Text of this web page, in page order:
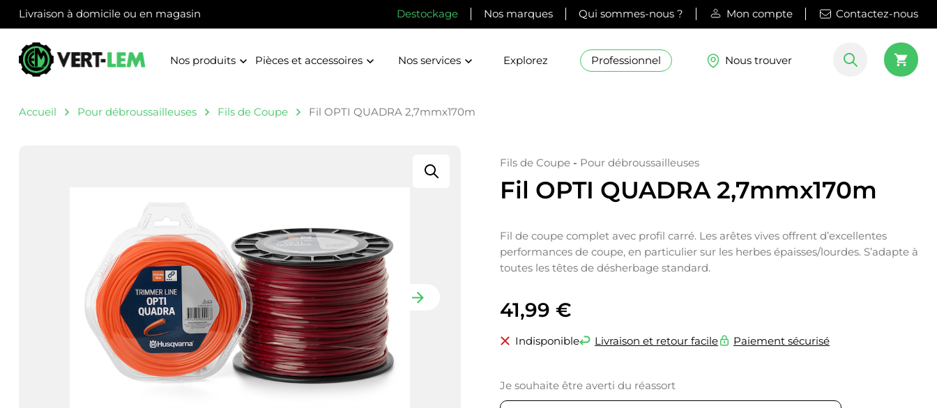
Livraison à domicile ou en magasin Destockage Nos marques Qui sommes-nous ? Mon compte Contactez-nous
Nos produits Pièces et accessoires Nos services Explorez Professionnel Nous trouver
Accueil Pour débroussailleuses Fils de Coupe Fil OPTI QUADRA 2,7mmx170m
Fils de Coupe - Pour débroussailleuses
Fil OPTI QUADRA 2,7mmx170m
Fil de coupe complet avec profil carré. Les arêtes vives offrent d’excellentes
performances de coupe, en particulier sur les herbes épaisses/lourdes. S’adapte à
toutes les têtes de désherbage standard.
41,99 €
Indisponible Livraison et retour facile Paiement sécurisé
Je souhaite être averti du réassort